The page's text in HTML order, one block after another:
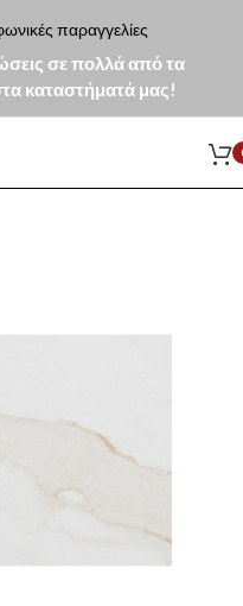
παραγγελίες
σε πολλά από τα
καταστήματά μας!